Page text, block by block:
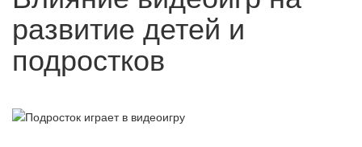
развитие детей и
подростков